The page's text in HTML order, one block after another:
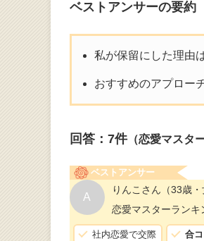
ベストアンサーの要約
私が保留にした理由
おすすめのアプロー
回答： 7件（恋愛マスタ
ベストアンサー
A
りんこさん （33歳
恋愛マスターランキ
社内恋愛で交際 合